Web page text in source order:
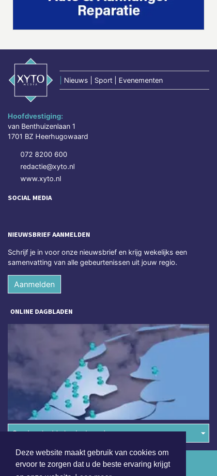
Deze website maakt gebruik van cookies om
ervoor te zorgen dat u de beste ervaring krijgt
Nieuws | Sport | Evenementen
Hoofdvestiging:
van Benthuizenlaan 1
1701 BZ Heerhugowaard
072 8200 600
redactie@xyto.nl
www.xyto.nl
SOCIAL MEDIA
NIEUWSBRIEF AANMELDEN
Schrijf je in voor onze nieuwsbrief en krijg wekelijks een
samenvatting van alle gebeurtenissen uit jouw regio.
Aanmelden
ONLINE DAGBLADEN
Overige dagbladen in de regio
Algemene voorwaarden